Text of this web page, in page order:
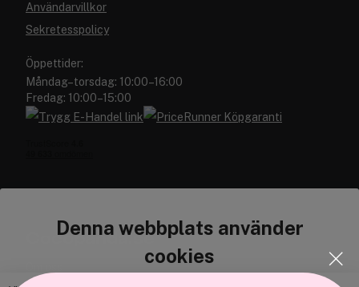
Denna webbplats använder
cookies
Användarvillkor
Sekretesspolicy
Öppettider:
Måndag–torsdag: 10:00–16:00
Fredag: 10:00–15:00
Cocopanda.se